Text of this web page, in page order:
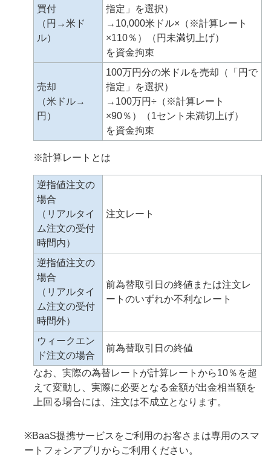
買付
（円→米ド
ル）
指定」を選択）
→10,000米ドル×（※計算レート
×110％）（円未満切上げ）
を資金拘束
売却
（米ドル→
円）
100万円分の米ドルを売却（「円で
指定」を選択）
→100万円÷（※計算レート
×90％）（1セント未満切上げ）
を資金拘束
※計算レートとは
逆指値注文の
場合
（リアルタイ
ム注文の受付
時間内）
注文レート
逆指値注文の
場合
（リアルタイ
ム注文の受付
時間外）
前為替取引日の終値または注文レ
ートのいずれか不利なレート
ウィークエン
ド注文の場合
前為替取引日の終値
なお、実際の為替レートが計算レートから10％を超
えて変動し、実際に必要となる金額が出金相当額を
上回る場合には、注文は不成立となります。
※BaaS提携サービスをご利用のお客さまは専用のスマ
ートフォンアプリからご利用ください。